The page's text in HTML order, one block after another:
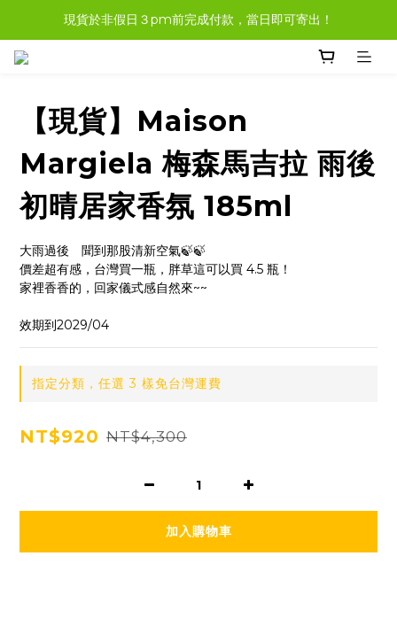
現貨商品，大多都可任選３樣免運哦。
現貨於非假日３pm前完成付款，當日即可寄出！
【現貨】Maison
Margiela 梅森馬吉拉 雨後
初晴居家香氛 185ml
大雨過後　聞到那股清新空氣🍃🍃
價差超有感，台灣買一瓶，胖草這可以買 4.5 瓶！
家裡香香的，回家儀式感自然來~~
效期到2029/04
指定分類，任選 3 樣免台灣運費
NT$920 NT$4,300
加入購物車